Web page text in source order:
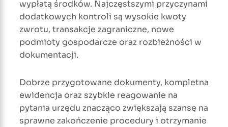
wypłatą środków. Najczęstszymi przyczynami
dodatkowych kontroli są wysokie kwoty
zwrotu, transakcje zagraniczne, nowe
podmioty gospodarcze oraz rozbieżności w
dokumentacji.
Dobrze przygotowane dokumenty, kompletna
ewidencja oraz szybkie reagowanie na
pytania urzędu znacząco zwiększają szansę na
sprawne zakończenie procedury i otrzymanie